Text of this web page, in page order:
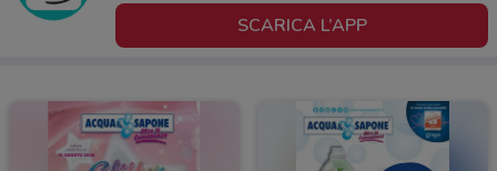
SCARICA L’APP